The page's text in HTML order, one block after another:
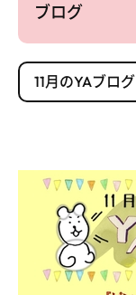
ブログ
11月のYAブログ